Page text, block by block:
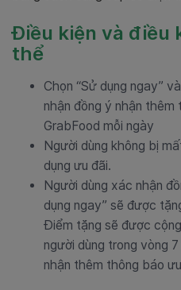
Điều kiện và điều
thể
Chọn “Sử dụng ngay”
nhận đồng ý nhận
GrabFood mỗi ngày
Người dùng không bị
dụng ưu đãi.
Người dùng xác nhận
dụng ngay” sẽ được
Điểm tặng sẽ được
người dùng trong vòng
nhận thêm thông báo